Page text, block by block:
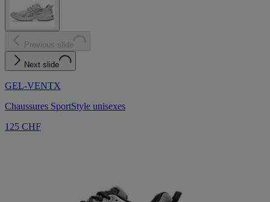
Previous slide
Next slide
GEL-VENTX
Chaussures SportStyle unisexes
125 CHF